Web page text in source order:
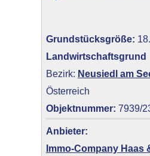
Grundstücksgröße:
Landwirtschaftsgrund
Bezirk: Neusiedl am
Österreich
Objektnummer: 7939/
Anbieter:
Immo-Company Haas